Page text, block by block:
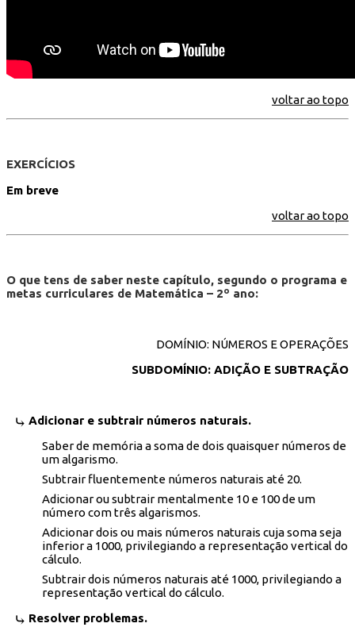
voltar ao topo
EXERCÍCIOS
Em breve
voltar ao topo
O que tens de saber neste capítulo, segundo o programa e
metas curriculares de Matemática – 2º ano:
DOMÍNIO: NÚMEROS E OPERAÇÕES
SUBDOMÍNIO: ADIÇÃO E SUBTRAÇÃO
Adicionar e subtrair números naturais.
Saber de memória a soma de dois quaisquer números de
um algarismo.
Subtrair fluentemente números naturais até 20.
Adicionar ou subtrair mentalmente 10 e 100 de um
número com três algarismos.
Adicionar dois ou mais números naturais cuja soma seja
inferior a 1000, privilegiando a representação vertical do
cálculo.
Subtrair dois números naturais até 1000, privilegiando a
representação vertical do cálculo.
Resolver problemas.